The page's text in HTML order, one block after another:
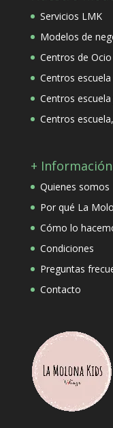
Servicios LMK
Modelos de
Centros de Ocio
Centros escuela
Centros
Centros
+ Información
Quienes somos
Por qué La
Cómo lo
Condiciones
Preguntas
Contacto